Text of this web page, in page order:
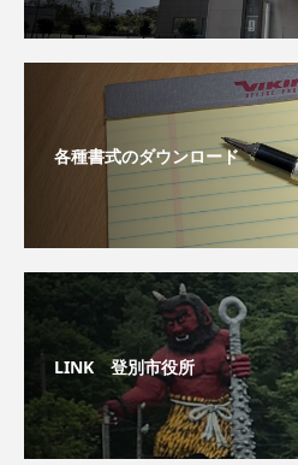
各種書式のダウンロード
LINK 登別市役所